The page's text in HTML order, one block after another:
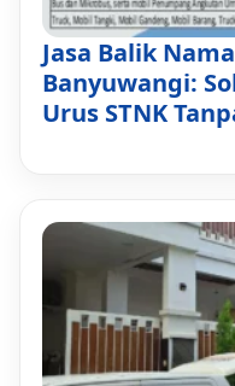
Jasa Balik
Banyuwangi:
Urus STNK